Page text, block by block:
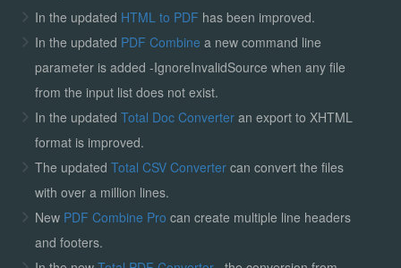
In the updated HTML to PDF has been improved.
In the updated PDF Combine a new command line
parameter is added -IgnoreInvalidSource when any file
from the input list does not exist.
In the updated Total Doc Converter an export to XHTML
format is improved.
The updated Total CSV Convertercan convert the files
with over a million lines.
New PDF Combine Pro can create multiple line headers
and footers.